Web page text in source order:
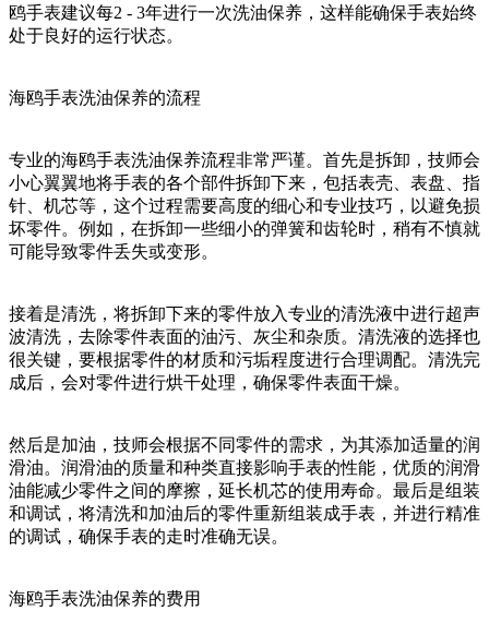
鸥手表建议每2 - 3年进行一次洗油保养，这样能确保手表始终
处于良好的运行状态。
海鸥手表洗油保养的流程
专业的海鸥手表洗油保养流程非常严谨。首先是拆卸，技师会
小心翼翼地将手表的各个部件拆卸下来，包括表壳、表盘、指
针、机芯等，这个过程需要高度的细心和专业技巧，以避免损
坏零件。例如，在拆卸一些细小的弹簧和齿轮时，稍有不慎就
可能导致零件丢失或变形。
接着是清洗，将拆卸下来的零件放入专业的清洗液中进行超声
波清洗，去除零件表面的油污、灰尘和杂质。清洗液的选择也
很关键，要根据零件的材质和污垢程度进行合理调配。清洗完
成后，会对零件进行烘干处理，确保零件表面干燥。
然后是加油，技师会根据不同零件的需求，为其添加适量的润
滑油。润滑油的质量和种类直接影响手表的性能，优质的润滑
油能减少零件之间的摩擦，延长机芯的使用寿命。最后是组装
和调试，将清洗和加油后的零件重新组装成手表，并进行精准
的调试，确保手表的走时准确无误。
海鸥手表洗油保养的费用